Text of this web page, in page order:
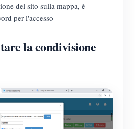
del sito sulla mappa, è
per l'accesso
la condivisione